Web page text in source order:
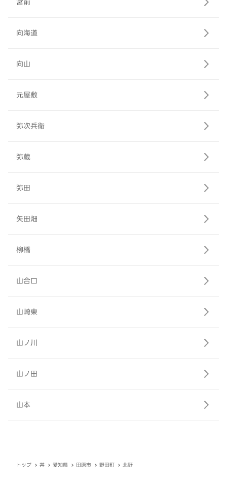
向海道
向山
元屋敷
弥次兵衛
弥蔵
弥田
矢田畑
柳橋
山合口
山崎東
山ノ川
山ノ田
山本
トップ 丼 愛知県 田原市 野田町 北野